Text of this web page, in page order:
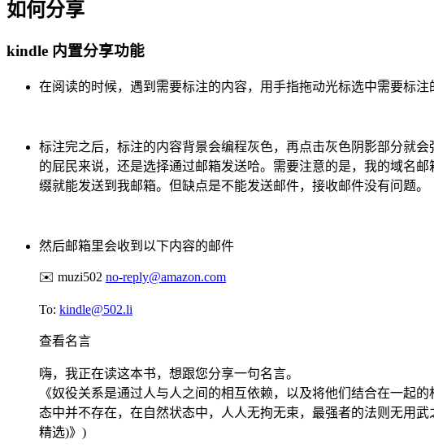
如何分享
kindle 内置分享功能
在阅读的时候，遇到需要标注的内容，用手指拖动光标选中需要标注
标注完之后，标注的内容背景会编程灰色，再点击灰色阴影部分就会
的屁民来说，还是选择通过邮箱发送哈。需要注意的是，我的域名邮
缀就能发送到我邮箱。但缺点是不能发送邮件，接收邮件没有问题。
然后邮箱里会收到以下内容的邮件
✉️ muzi502 no-reply@amazon.com
To: kindle@502.li
查看名言
嗨，我正在读这本书，想跟您分享一句名言。
《奴役关系是通过人与人之间的相互依赖，以及将他们结合在一起
态中并不存在，在自然状态中，人人无拘无束，最强者的法则无用武
精选)》)